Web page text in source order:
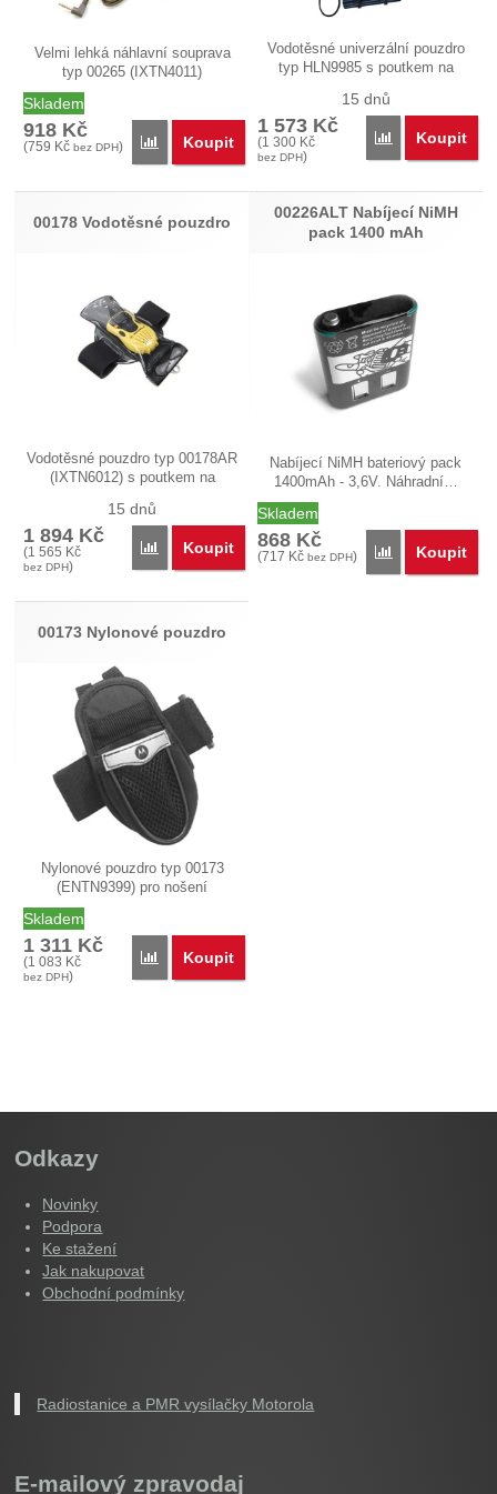
Velmi lehká náhlavní souprava
typ 00265 (IXTN4011)
Skladem
918 Kč
(759 Kč bez DPH) Přidat '00265 Velmi lehká náhlavní souprava' k
Koupit
Vodotěsné univerzální pouzdro
typ HLN9985 s poutkem na
15 dnů
1 573 Kč
(1 300 Kč
bez DPH)
PřidatKoupit
00178 Vodotěsné pouzdro
Vodotěsné pouzdro typ 00178AR
(IXTN6012) s poutkem na
15 dnů
1 894 Kč
(1 565 Kč
bez DPH)
Přidat '00178 Vodotěsné pouzdro' k porovnání
Koupit
00226ALT Nabíjecí NiMH
pack 1400 mAh
Nabíjecí NiMH bateriový pack
1400mAh - 3,6V. Náhradní…
Skladem
868 Kč
(717 Kč bez DPH) Přidat
Koupit
00173 Nylonové pouzdro
Nylonové pouzdro typ 00173
(ENTN9399) pro nošení
Skladem
1 311 Kč
(1 083 Kč
bez DPH)
Přidat '00173 Nylonové pouzdro' k porovnání
Koupit
Odkazy
Novinky
Podpora
Ke stažení
Jak nakupovat
Obchodní podmínky
Radiostanice a PMR vysílačky Motorola
E-mailový zpravodaj